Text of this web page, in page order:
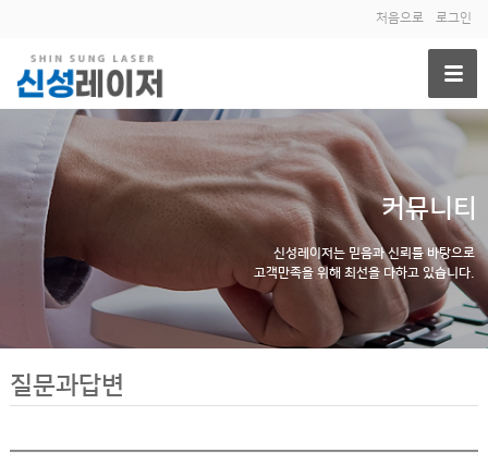
처음으로 로그인
커뮤니티
신성레이저는 믿음과 신뢰를 바탕으로
고객만족을 위해 최선을 다하고 있습니다.
질문과답변